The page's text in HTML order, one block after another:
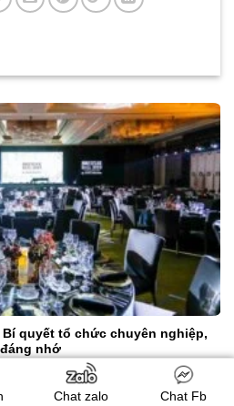
Bí quyết tổ chức chuyên nghiệp,
đáng nhớ
Chat zalo Chat Fb